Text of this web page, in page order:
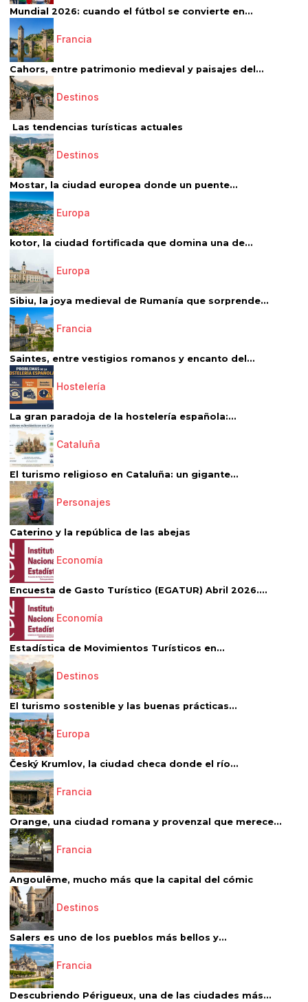
Mundial 2026: cuando el fútbol se convierte en...
Francia
Cahors, entre patrimonio medieval y paisajes del...
Destinos
Las tendencias turísticas actuales
Destinos
Mostar, la ciudad europea donde un puente...
Europa
kotor, la ciudad fortificada que domina una de...
Europa
Sibiu, la joya medieval de Rumanía que sorprende...
Francia
Saintes, entre vestigios romanos y encanto del...
Hostelería
La gran paradoja de la hostelería española:...
Cataluña
El turismo religioso en Cataluña: un gigante...
Personajes
Caterino y la república de las abejas
Economía
Encuesta de Gasto Turístico (EGATUR) Abril 2026....
Economía
Estadística de Movimientos Turísticos en...
Destinos
El turismo sostenible y las buenas prácticas...
Europa
Český Krumlov, la ciudad checa donde el río...
Francia
Orange, una ciudad romana y provenzal que merece...
Francia
Angoulême, mucho más que la capital del cómic
Destinos
Salers es uno de los pueblos más bellos y...
Francia
Descubriendo Périgueux, una de las ciudades más...